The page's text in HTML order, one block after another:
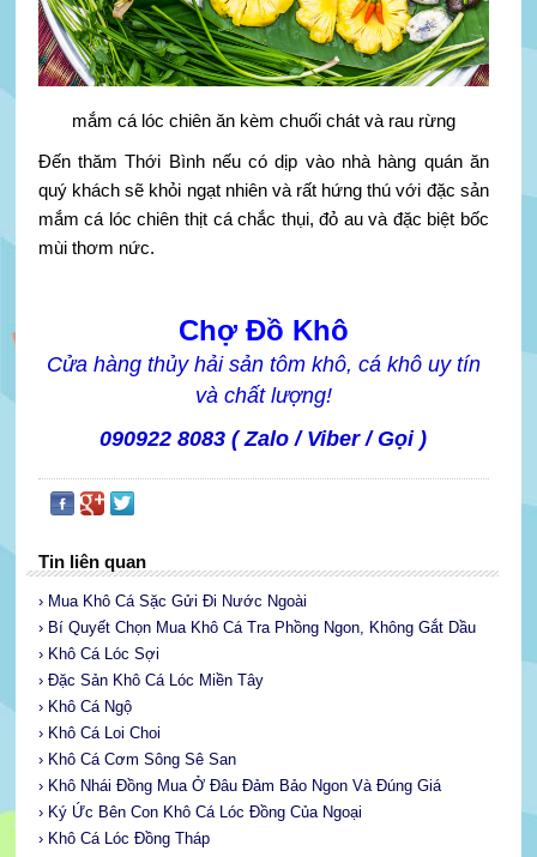
mắm cá lóc chiên ăn kèm chuối chát và rau rừng
Đến thăm Thới Bình nếu có dịp vào nhà hàng quán ăn
quý khách sẽ khỏi ngạt nhiên và rất hứng thú với đặc sản
mắm cá lóc chiên thịt cá chắc thụi, đỏ au và đặc biệt bốc
mùi thơm nức.
Chợ Đồ Khô
Cửa hàng thủy hải sản tôm khô, cá khô uy tín
và chất lượng!
090922 8083 ( Zalo / Viber / Gọi )
Tin liên quan
› Mua Khô Cá Sặc Gửi Đi Nước Ngoài
› Bí Quyết Chọn Mua Khô Cá Tra Phồng Ngon, Không Gắt Dầu
› Khô Cá Lóc Sợi
› Đặc Sản Khô Cá Lóc Miền Tây
› Khô Cá Ngộ
› Khô Cá Loi Choi
› Khô Cá Cơm Sông Sê San
› Khô Nhái Đồng Mua Ở Đâu Đảm Bảo Ngon Và Đúng Giá
› Ký Ức Bên Con Khô Cá Lóc Đồng Của Ngoại
› Khô Cá Lóc Đồng Tháp